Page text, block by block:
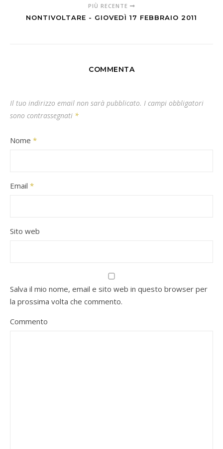
PIÙ RECENTE
NONTIVOLTARE - GIOVEDÌ 17 FEBBRAIO 2011
COMMENTA
Il tuo indirizzo email non sarà pubblicato. I campi obbligatori
sono contrassegnati *
Nome *
Email *
Sito web
Salva il mio nome, email e sito web in questo browser per
la prossima volta che commento.
Commento